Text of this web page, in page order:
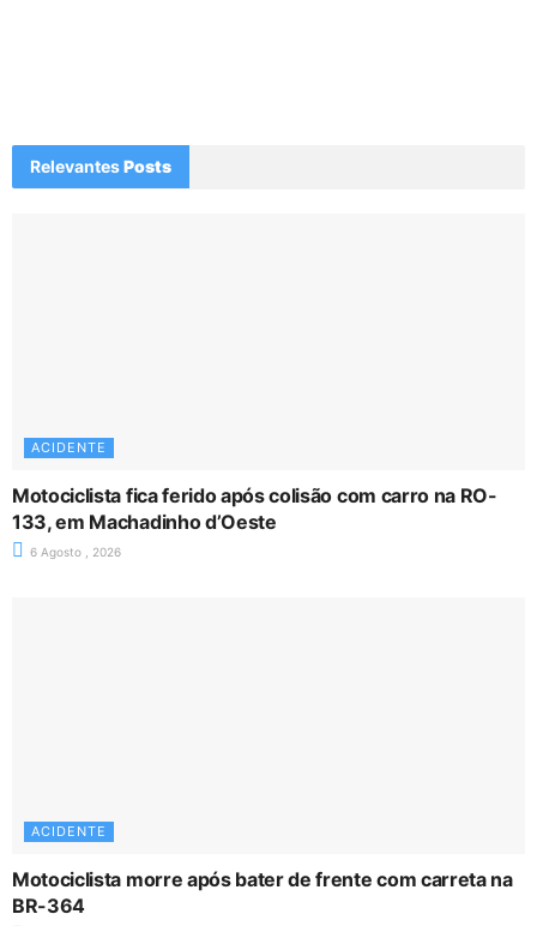
RelevantesPosts
ACIDENTE
Motociclista fica ferido após colisão com carro na RO-
133, em Machadinho d’Oeste
6 Agosto , 2026
ACIDENTE
Motociclista morre após bater de frente com carreta na
BR-364